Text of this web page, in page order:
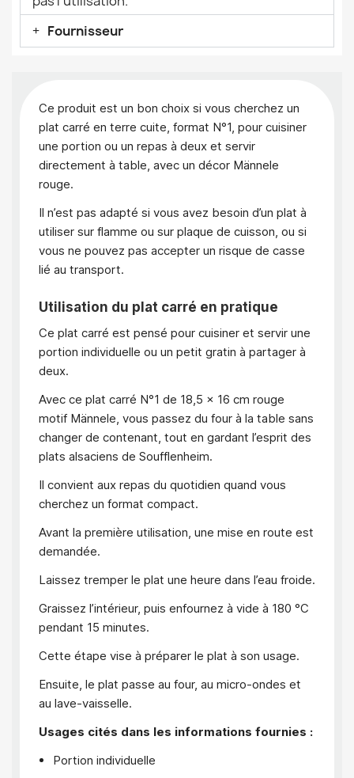
Fournisseur
Ce produit est un bon choix si vous cherchez un
plat carré en terre cuite, format N°1, pour cuisiner
une portion ou un repas à deux et servir
directement à table, avec un décor Männele
rouge.
Il n’est pas adapté si vous avez besoin d’un plat à
utiliser sur flamme ou sur plaque de cuisson, ou si
vous ne pouvez pas accepter un risque de casse
lié au transport.
Utilisation du plat carré en pratique
Ce plat carré est pensé pour cuisiner et servir une
portion individuelle ou un petit gratin à partager à
deux.
Avec ce plat carré N°1 de 18,5 x 16 cm rouge
motif Männele, vous passez du four à la table sans
changer de contenant, tout en gardant l’esprit des
plats alsaciens de Soufflenheim.
Il convient aux repas du quotidien quand vous
cherchez un format compact.
Avant la première utilisation, une mise en route est
demandée.
Laissez tremper le plat une heure dans l’eau froide.
Graissez l’intérieur, puis enfournez à vide à 180 °C
pendant 15 minutes.
Cette étape vise à préparer le plat à son usage.
Ensuite, le plat passe au four, au micro-ondes et
au lave-vaisselle.
Usages cités dans les informations fournies :
Portion individuelle